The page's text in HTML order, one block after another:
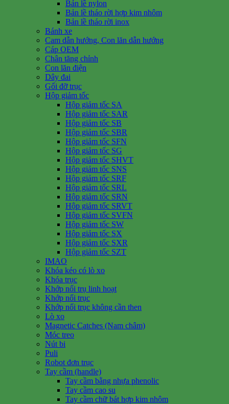
Bản lề nylon
Bản lề tháo rời hợp kim nhôm
Bản lề tháo rời inox
Bánh xe
Cam dẫn hướng, Con lăn dẫn hướng
Cáp OEM
Chân tăng chỉnh
Con lăn điện
Dây đai
Gối đỡ trục
Hộp giảm tốc
Hộp giảm tốc SA
Hộp giảm tốc SAR
Hộp giảm tốc SB
Hộp giảm tốc SBR
Hộp giảm tốc SFN
Hộp giảm tốc SG
Hộp giảm tốc SHVT
Hộp giảm tốc SNS
Hộp giảm tốc SRF
Hộp giảm tốc SRL
Hộp giảm tốc SRN
Hộp giảm tốc SRVT
Hộp giảm tốc SVFN
Hộp giảm tốc SW
Hộp giảm tốc SX
Hộp giảm tốc SXR
Hộp giảm tốc SZT
IMAO
Khóa kéo có lò xo
Khóa trục
Khớp nối trụ linh hoạt
Khớp nối trục
Khớp nối trục không cần then
Lò xo
Magnetic Catches (Nam châm)
Móc treo
Nút bi
Puli
Robot đơn trục
Tay cầm (handle)
Tay cầm bằng nhựa phenolic
Tay cầm cao su
Tay cầm chữ bát hợp kim nhôm